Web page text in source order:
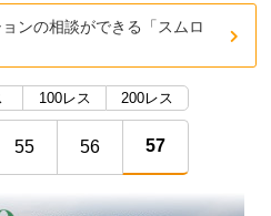
ンの相談ができる「スムロ
100レス 200レス
55 56 57